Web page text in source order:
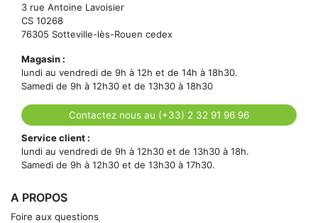
3 rue Antoine Lavoisier
CS 10268
76305 Sotteville-lès-Rouen cedex
Magasin :
lundi au vendredi de 9h à 12h et de 14h à 18h30.
Samedi de 9h à 12h30 et de 13h30 à 18h30
Contactez nous au (+33) 2 32 91 96 96
Service client :
lundi au vendredi de 9h à 12h30 et de 13h30 à 18h.
Samedi de 9h à 12h30 et de 13h30 à 17h30.
A PROPOS
Foire aux questions